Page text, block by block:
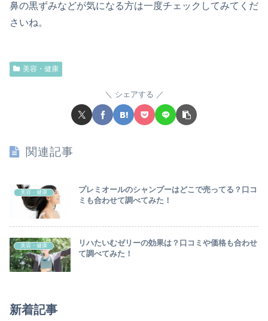
鼻の黒ずみなどが気になる方は一度チェックしてみてくだ
さいね。
美容・健康
シェアする
関連記事
美容・健康
プレミオールのシャンプーはどこで売ってる？口コ
ミも合わせて調べてみた！
美容・健康
リハたいむゼリーの効果は？口コミや価格も合わせ
て調べてみた！
新着記事